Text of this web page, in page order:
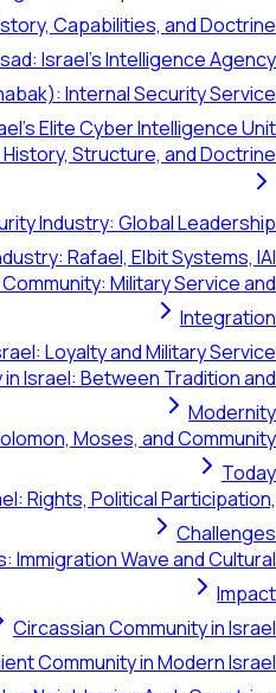
Capabilities, and Doctrine
Israel's Intelligence Agency
Internal Security Service
Elite Cyber Intelligence Unit
Structure, and Doctrine
Industry: Global Leadership
Rafael, Elbit Systems, IAI
Military Service and
Integration
Loyalty and Military Service
Israel: Between Tradition and
Modernity
Moses, and Community
Today
Rights, Political Participation,
Challenges
Immigration Wave and Cultural
Impact
Circassian Community in Israel
Community in Modern Israel